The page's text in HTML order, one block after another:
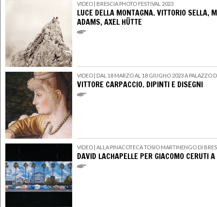
VIDEO | BRESCIA PHOTO FESTIVAL 2023
LUCE DELLA MONTAGNA. VITTORIO SELLA,
ADAMS, AXEL HÜTTE
VIDEO | DAL 18 MARZO AL 18 GIUGNO 2023 A PALAZZO
VITTORE CARPACCIO. DIPINTI E DISEGNI
VIDEO | ALLA PINACOTECA TOSIO MARTINENGO DI
DAVID LACHAPELLE PER GIACOMO CERUTI